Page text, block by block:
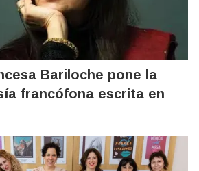
Bariloche pone la
francófona escrita en